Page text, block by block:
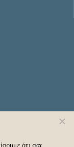
ότι σας